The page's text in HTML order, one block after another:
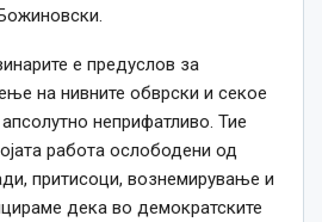
е предуслов за
на нивните обврски и секое
неприфатливо. Тие
работа ослободени од
притисоци, вознемирување и
дека во демократските